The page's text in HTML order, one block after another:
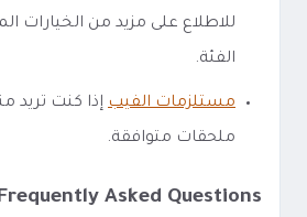
للاطلاع على مزيد من الخيارات
الفئة.
مستلزمات الفيب إذا كنت تريد
ملحقات متوافقة.
Asked Questions